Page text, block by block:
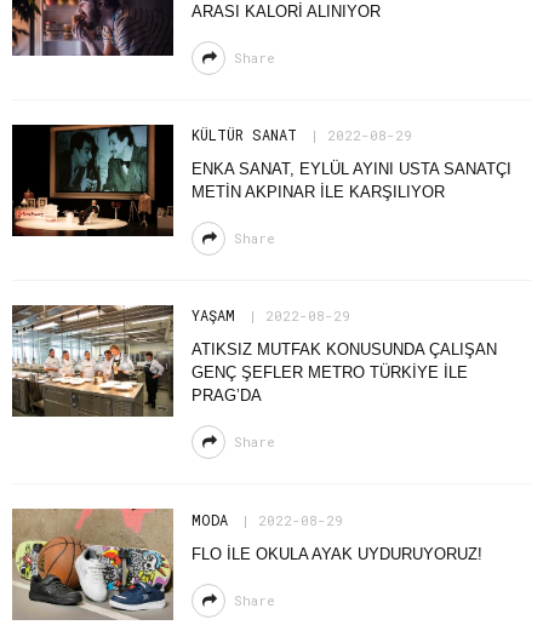
ARASI KALORI ALINIYOR
Share
KÜLTÜR SANAT
2022-08-29
ENKA SANAT, EYLÜL AYINI USTA SANATÇI
METIN AKPINAR ILE KARŞILIYOR
Share
YAŞAM
2022-08-29
ATIKSIZ MUTFAK KONUSUNDA ÇALIŞAN
GENÇ ŞEFLER METRO TÜRKIYE ILE
PRAG’DA
Share
MODA
2022-08-29
FLO ILE OKULA AYAK UYDURUYORUZ!
Share